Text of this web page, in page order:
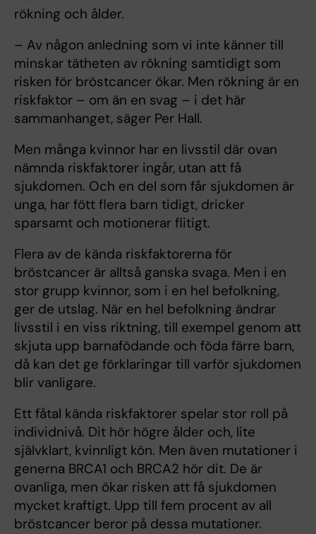
rökning och ålder.
– Av någon anledning som vi inte känner till
minskar tätheten av rökning samtidigt som
risken för bröstcancer ökar. Men rökning är en
riskfaktor – om än en svag – i det här
sammanhanget, säger Per Hall.
Men många kvinnor har en livsstil där ovan
nämnda riskfaktorer ingår, utan att få
sjukdomen. Och en del som får sjukdomen är
unga, har fött flera barn tidigt, dricker
sparsamt och motionerar flitigt.
Flera av de kända riskfaktorerna för
bröstcancer är alltså ganska svaga. Men i en
stor grupp kvinnor, som i en hel befolkning,
ger de utslag. När en hel befolkning ändrar
livsstil i en viss riktning, till exempel genom att
skjuta upp barnafödande och föda färre barn,
då kan det ge förklaringar till varför sjukdomen
blir vanligare.
Ett fåtal kända riskfaktorer spelar stor roll på
individnivå. Dit hör högre ålder och, lite
självklart, kvinnligt kön. Men även mutationer i
generna BRCA1 och BRCA2 hör dit. De är
ovanliga, men ökar risken att få sjukdomen
mycket kraftigt. Upp till fem procent av all
bröstcancer beror på dessa mutationer.